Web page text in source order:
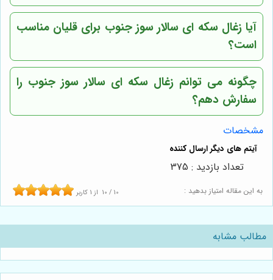
آیا زغال سکه ای سالار سوز جنوب برای قلیان مناسب
است؟
چگونه می توانم زغال سکه ای سالار سوز جنوب را
سفارش دهم؟
مشخصات
به این مقاله امتیاز بدهید : 10 / 10 از 1 کاربر
تعداد بازدید : 375
مطالب مشابه